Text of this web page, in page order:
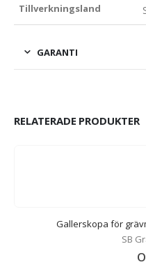
Tillverkningsland
GARANTI
RELATERADE PRODUKTER
Gallerskopa för
SB